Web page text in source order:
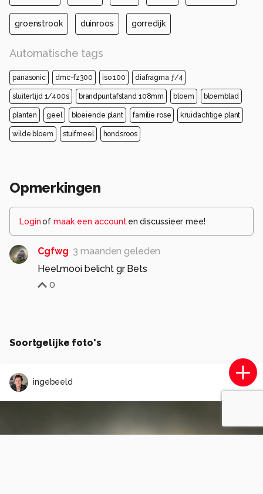
groenstrook duinroos gorredijk
Automatische tags
panasonic dmc-fz300 iso 100 diafragma ƒ/4
sluitertijd 1/400s brandpuntafstand 108mm bloem bloemblad
planten geel bloeiende plant familie rose kruidachtige plant
wilde bloem stuifmeel hondsroos
Opmerkingen
Loginof maak een account en discussieer mee!
Cgfwg 3 maanden geleden
Heel.mooi belicht gr Bets
0
Soortgelijke foto's
ingebeeld